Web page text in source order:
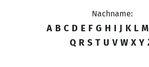
Nachname:
A B C D E F G H I J K L M
Q R S T U V W X Y